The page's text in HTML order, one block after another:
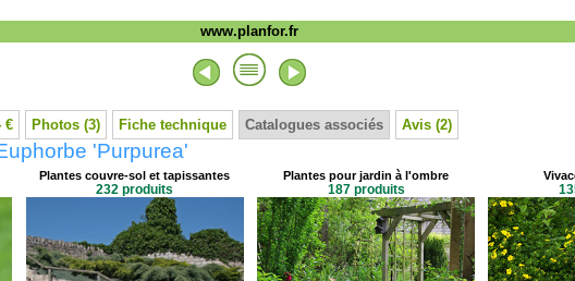
www.planfor.fr
€ Photos (3) Fiche technique Catalogues associés Avis (2)
'Purpurea'
Plantes couvre-sol et tapissantes
232 produits
Plantes pour jardin à l'ombre
187 produits